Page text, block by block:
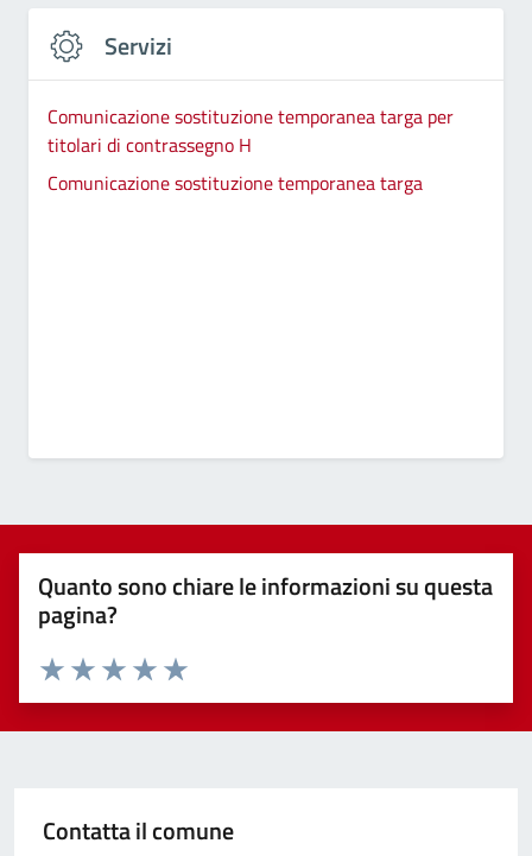
Servizi
Comunicazione sostituzione temporanea targa per
titolari di contrassegno H
Comunicazione sostituzione temporanea targa
Quanto sono chiare le informazioni su questa
pagina?
Valuta 5 stelle su 5
Valuta 4 stelle su 5
Valuta 3 stelle su 5
Valuta 2 stelle su 5
Valuta 1 stelle su 5
Contatta il comune